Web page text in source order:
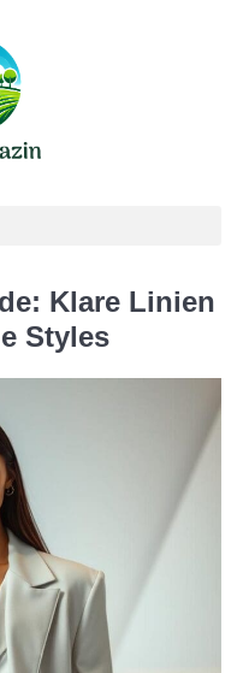
Klare Linien
Styles